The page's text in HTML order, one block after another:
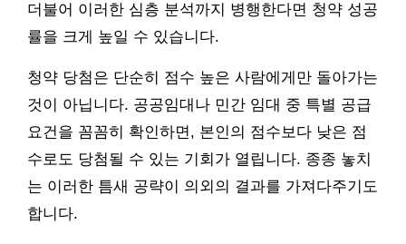
더불어 이러한 심층 분석까지 병행한다면 청약 성공
률을 크게 높일 수 있습니다.
청약 당첨은 단순히 점수 높은 사람에게만 돌아가는
것이 아닙니다. 공공임대나 민간 임대 중 특별 공급
요건을 꼼꼼히 확인하면, 본인의 점수보다 낮은 점
수로도 당첨될 수 있는 기회가 열립니다. 종종 놓치
는 이러한 틈새 공략이 의외의 결과를 가져다주기도
합니다.